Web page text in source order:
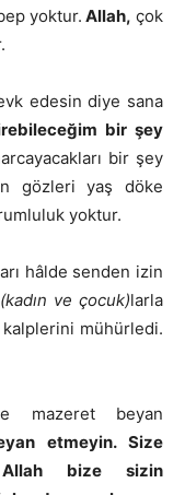
yoktur. Allah, çok
edesin diye sana
bir şey
bir şey
gözleri yaş döke
yoktur.
hâlde senden izin
(kadın ve çocuk)larla
mühürledi.
mazeret beyan
etmeyin. Size
Allah bize sizin